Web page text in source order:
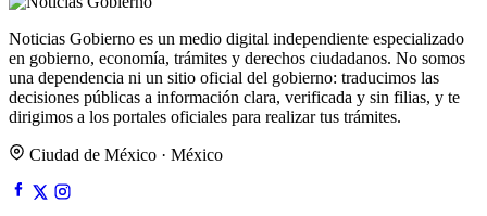
Noticias Gobierno es un medio digital independiente especializado
en gobierno, economía, trámites y derechos ciudadanos. No somos
una dependencia ni un sitio oficial del gobierno: traducimos las
decisiones públicas a información clara, verificada y sin filias, y te
dirigimos a los portales oficiales para realizar tus trámites.
Ciudad de México · México